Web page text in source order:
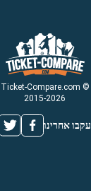
© Ticket-Compare.com
2015-2026
עקבו אחרינו